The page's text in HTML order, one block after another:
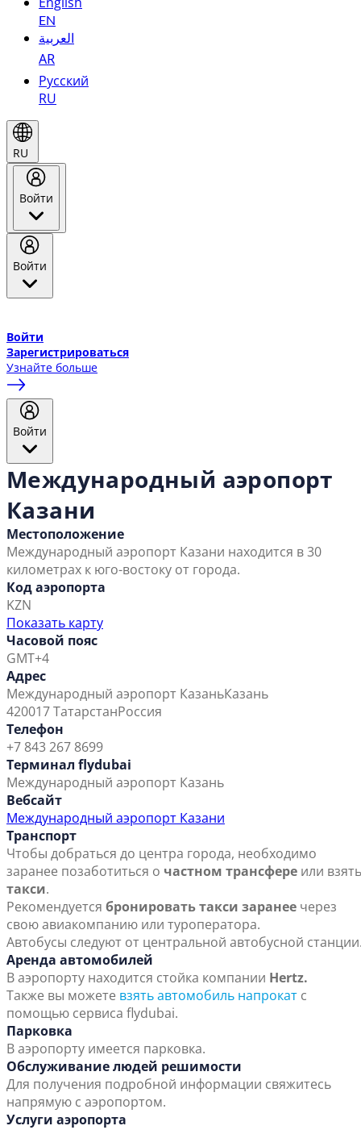
EN
العربية
AR
Русский
RU
RU
Войти
Войти
Войти
Зарегистрироваться
Узнайте больше
Войти
Международный аэропорт
Казани
Местоположение
Международный аэропорт Казани находится в 30
километрах к юго-востоку от города.
Код аэропорта
KZN
Показать карту
Часовой пояс
GMT+4
Адрес
Международный аэропорт КазаньКазань
420017 ТатарстанРоссия
Телефон
+7 843 267 8699
Терминал flydubai
Международный аэропорт Казань
Вебсайт
Международный аэропорт Казани
Транспорт
Чтобы добраться до центра города, необходимо
заранее позаботиться о частном трансфере или взять
такси.
Рекомендуется бронировать такси заранее через
свою авиакомпанию или туроператора.
Автобусы следуют от центральной автобусной
Аренда автомобилей
В аэропорту находится стойка компании Hertz.
Также вы можете взять автомобиль напрокат с
помощью сервиса flydubai.
Парковка
В аэропорту имеется парковка.
Обслуживание людей решимости
Для получения подробной информации свяжитесь
напрямую с аэропортом.
Услуги аэропорта